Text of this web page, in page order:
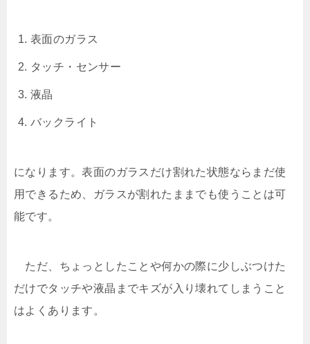
表面のガラス
タッチ・センサー
液晶
バックライト
になります。表面のガラスだけ割れた状態ならまだ使
用できるため、ガラスが割れたままでも使うことは可
能です。
ただ、ちょっとしたことや何かの際に少しぶつけた
だけでタッチや液晶までキズが入り壊れてしまうこと
はよくあります。